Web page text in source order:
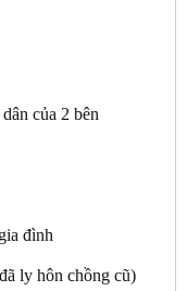
của 2 bên
đình
ly hôn chồng cũ)